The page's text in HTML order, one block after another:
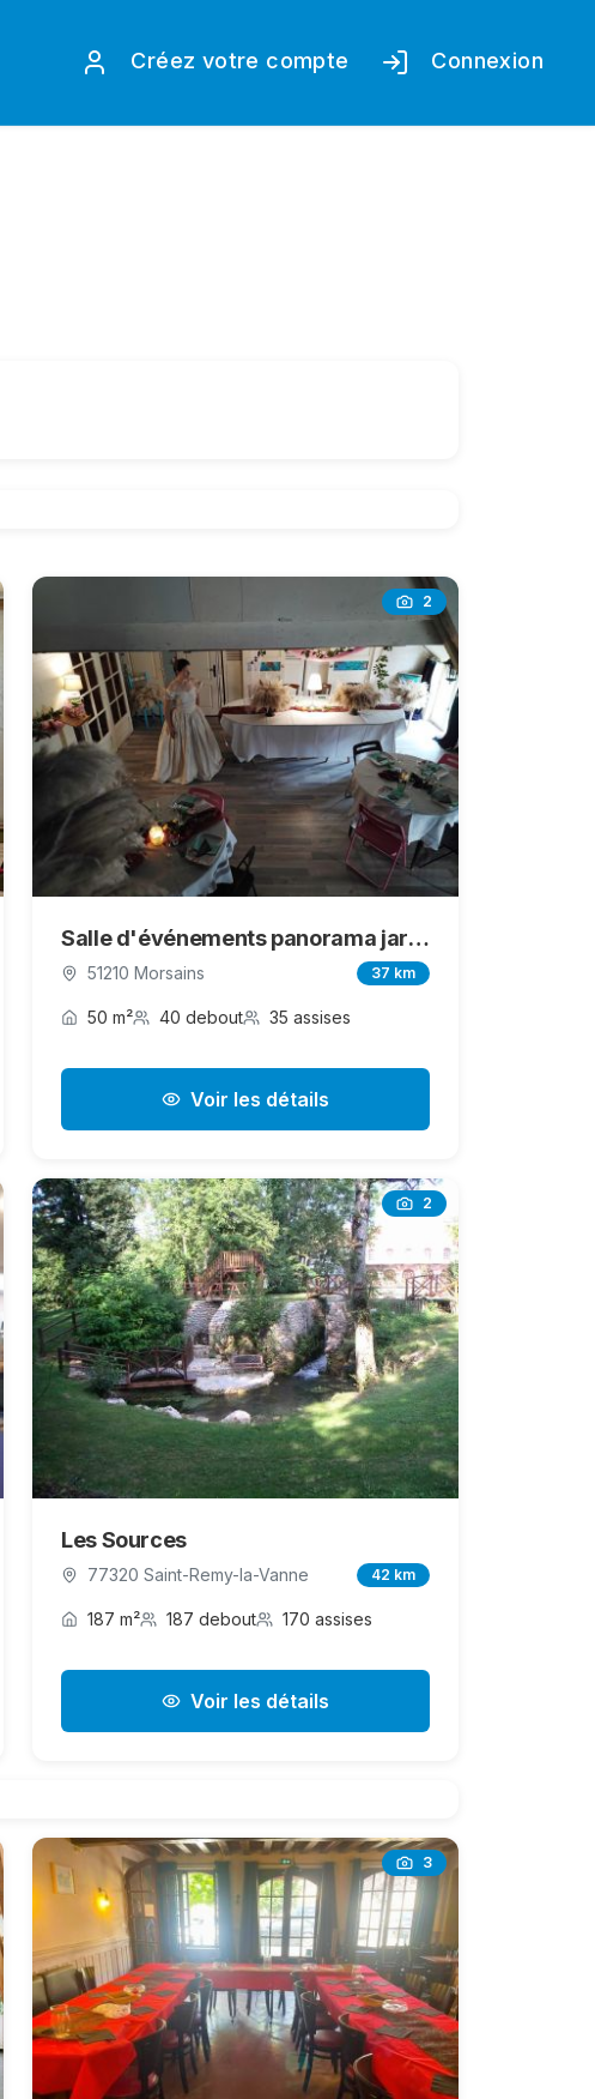
Créez votre compte Connexion
2
Salle d'événements panorama jardin
51210 Morsains 37 km
50 m² 40 debout 35 assises
Voir les détails
2
Les Sources
77320 Saint-Remy-la-Vanne 42 km
187 m² 187 debout 170 assises
Voir les détails
3